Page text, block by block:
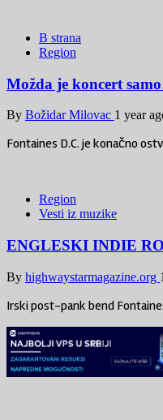
B strana
Region
Možda je koncert
By Božidar Milovac 1 year
Fontaines D.C. je konačno
Region
Vesti iz muzike
ENGLESKI INDIE
By highwaystarmagazine.org
Irski post-pank bend